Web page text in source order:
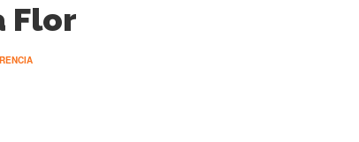
Flor